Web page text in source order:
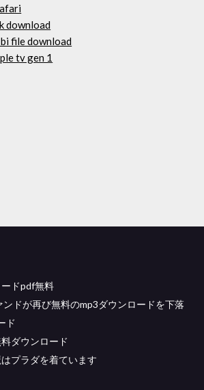
download
file download
tv gen 1
ードpdf無料
ドが再び無料のmp3ダウンロードを下落
ド
ダウンロード
プラダを着ています